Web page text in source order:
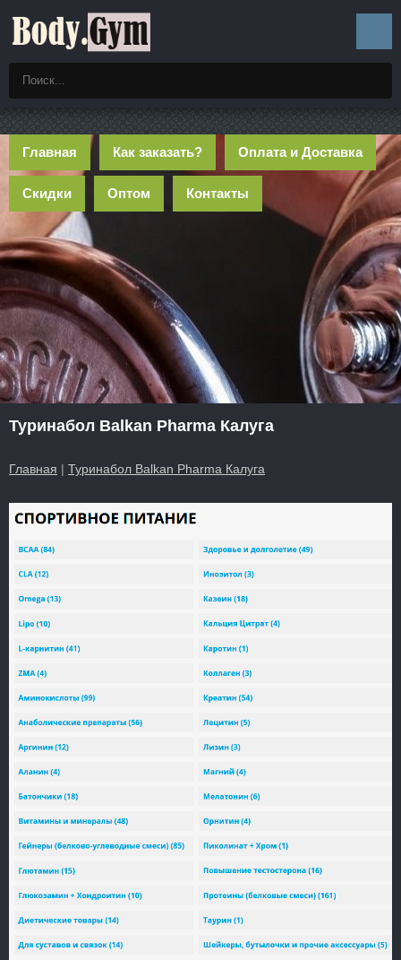
Главная Как заказать? Оплата и Доставка
Скидки Оптом Контакты
Туринабол Balkan Pharma Калуга
Главная | Туринабол Balkan Pharma Калуга